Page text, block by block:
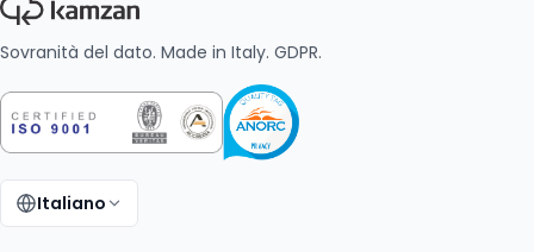
Sovranità del dato. Made in Italy. GDPR.
Cambia lingua:
Italiano